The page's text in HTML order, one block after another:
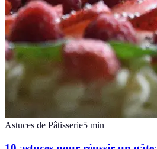
Astuces de Pâtisserie5 min